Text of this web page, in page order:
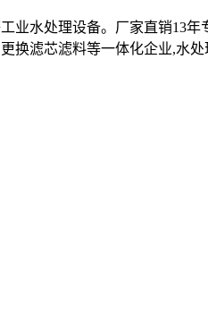
业水处理设备。厂家直销13
滤芯滤料等一体化企业,水处